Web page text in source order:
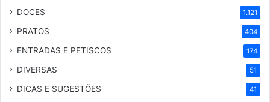
DOCES 1.121
PRATOS 404
ENTRADAS E PETISCOS 174
DIVERSAS 51
DICAS E SUGESTÕES 41